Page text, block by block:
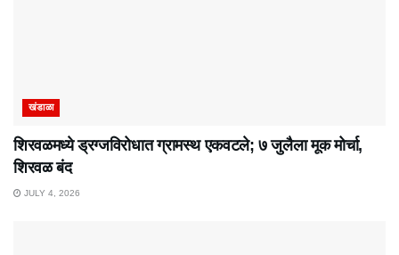
खंडाळा
शिरवळमध्ये ड्रग्जविरोधात ग्रामस्थ एकवटले; ७ जुलैला मूक मोर्चा,
शिरवळ बंद
JULY 4, 2026